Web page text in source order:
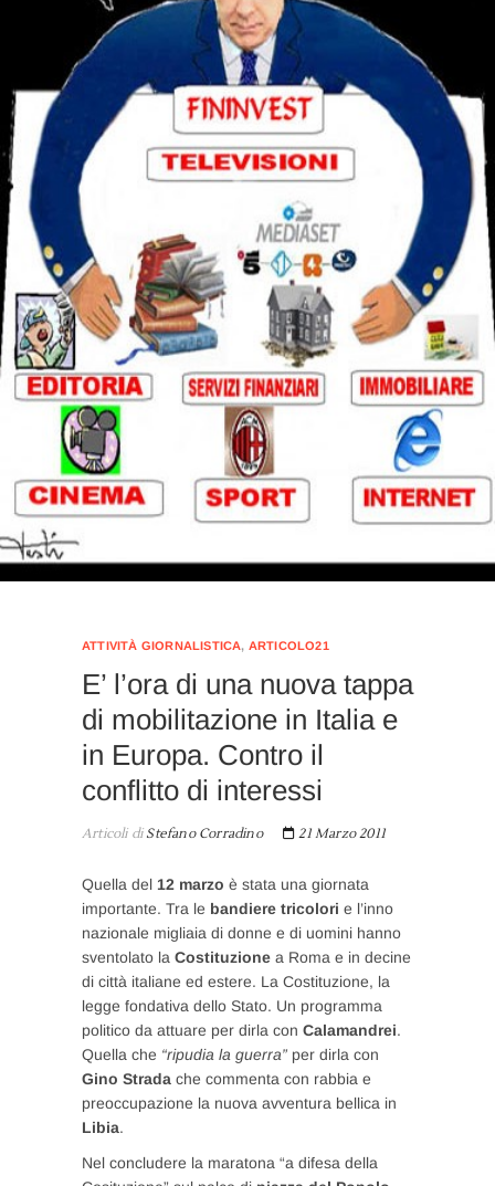
ATTIVITÀ GIORNALISTICA, ARTICOLO21
E’ l’ora di una nuova tappa
di mobilitazione in Italia e
in Europa. Contro il
conflitto di interessi
Articoli diStefano Corradino 21 Marzo 2011
Quella del 12 marzo è stata una giornata
importante. Tra le bandiere tricolori e l’inno
nazionale migliaia di donne e di uomini hanno
sventolato la Costituzione a Roma e in decine
di città italiane ed estere. La Costituzione, la
legge fondativa dello Stato. Un programma
politico da attuare per dirla con Calamandrei.
Quella che “ripudia la guerra” per dirla con
Gino Strada che commenta con rabbia e
preoccupazione la nuova avventura bellica in
Libia.
Nel concludere la maratona “a difesa della